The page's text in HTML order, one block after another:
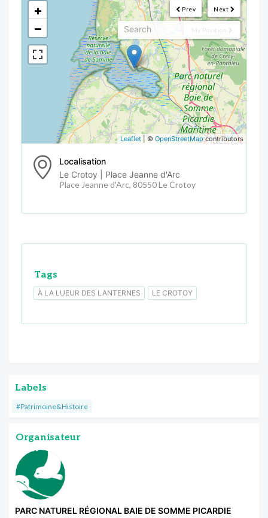
Next
Prev
My Position
+
−
Leaflet | © OpenStreetMapcontributors
Localisation
Le Crotoy | Place Jeanne d'Arc
Place Jeanne d'Arc, 80550 Le Crotoy
Tags
À LA LUEUR DES LANTERNES LE CROTOY
Labels
#Patrimoine&Histoire
Organisateur
PARC NATUREL RÉGIONAL BAIE DE SOMME PICARDIE